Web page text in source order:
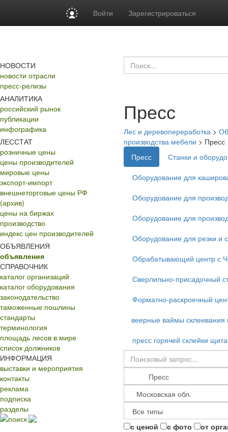
Войти Зарегистрироваться
НОВОСТИ
новости отрасли
пресс-релизы
АНАЛИТИКА
российский рынок
публикации
инфографика
ЛЕССТАТ
розничные цены
цены производителей
мировые цены
экспорт-импорт
внешнеторговые цены РФ
(архив)
цены на биржах
производство
индекс цен производителей
ОБЪЯВЛЕНИЯ
объявления
СПРАВОЧНИК
каталог организаций
каталог оборудования
законодательство
таможенные пошлины
стандарты
терминология
площадь лесов в мире
список должников
ИНФОРМАЦИЯ
выставки и мероприятия
контакты
реклама
подписка
разделы
поиск
Пресс
Лес и деревопереработка >
производства мебели > Пресс
Пресс
Станки и
Оборудование для
Оборудование для
Оборудование для
Оборудование для резки и
Обрабатывающий центр с
Сверлильно-присадочный
Форматно-раскроечный
веерные ваймы склеивания
пресс горячей склейки щита
с ценой с фото
от